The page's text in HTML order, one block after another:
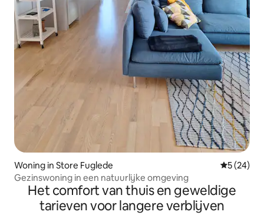
Woning in Store Fuglede
5 (24)
Gezinswoning in een natuurlijke omgeving
Het comfort van thuis en geweldige
tarieven voor langere verblijven